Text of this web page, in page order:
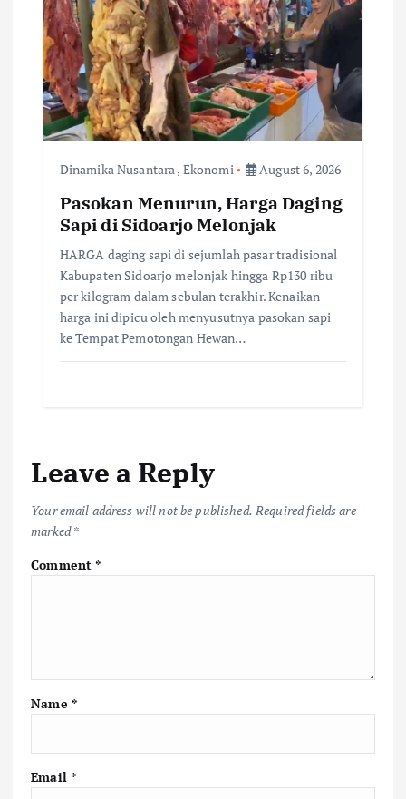
Dinamika Nusantara, Ekonomi August 6, 2026
Pasokan Menurun, Harga Daging
Sapi di Sidoarjo Melonjak
HARGA daging sapi di sejumlah pasar tradisional
Kabupaten Sidoarjo melonjak hingga Rp130 ribu
per kilogram dalam sebulan terakhir. Kenaikan
harga ini dipicu oleh menyusutnya pasokan sapi
ke Tempat Pemotongan Hewan…
Leave a Reply
Your email address will not be published. Required fields are
marked*
Comment*
Name *
Email *